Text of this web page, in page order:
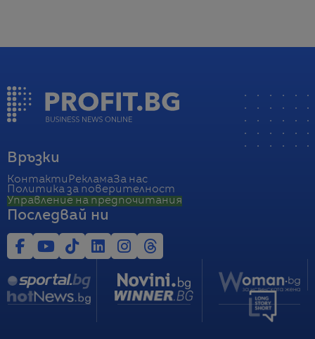
Връзки
Контакти РекламаЗа нас
Политика за поверителност
Управление на предпочитания
Последвай ни